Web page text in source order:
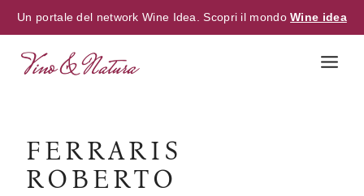
Un portale del network Wine Idea. Scopri il mondoWine idea
FERRARIS
ROBERTO